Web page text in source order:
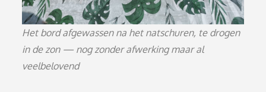
Het bord afgewassen na het natschuren, te drogen
in de zon — nog zonder afwerking maar al
veelbelovend